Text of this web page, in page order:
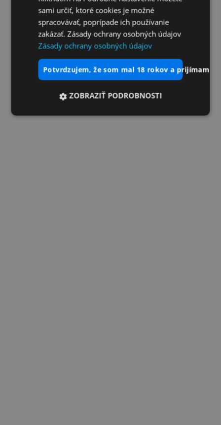
sami určiť, ktoré cookies je možné
spracovávať, poprípade ich používanie
zakázať. Zásady ochrany osobných údajov
Zásady ochrany osobných údajov
potvrdzujem, že som mal 18 rokov a prijímam
ZOBRAZIŤ PODROBNOSTI